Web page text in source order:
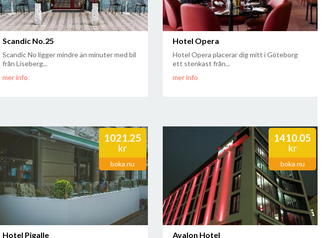
Scandic No.25
Scandic No ligger mindre än minuter med bil
från Liseberg...
mer info
Hotel Opera
Hotel Opera placerar dig mitt i Göteborg
ett stenkast från...
mer info
1021.25
kr
boka nu
Hotel Pigalle
1410.05
kr
boka nu
Avalon Hotel